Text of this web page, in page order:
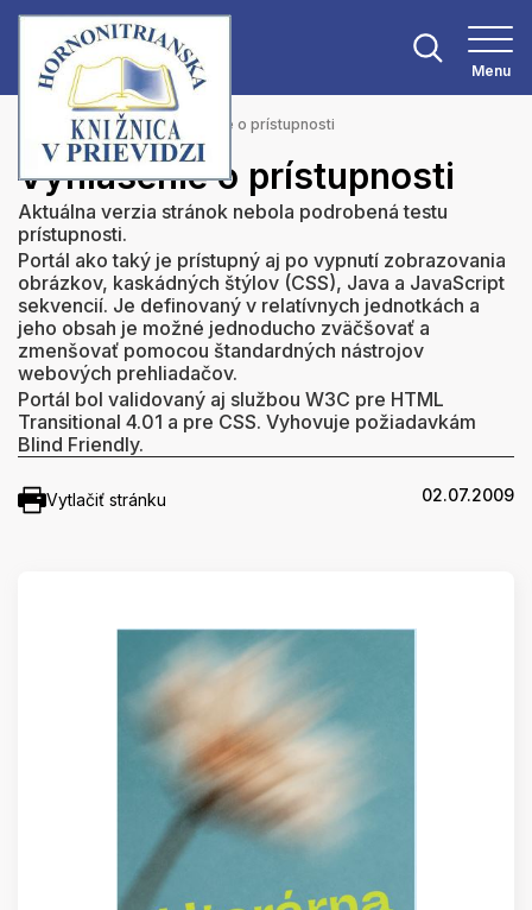
Menu
Hlavná stránka Vyhlásenie o prístupnosti
Vyhlásenie o prístupnosti
Aktuálna verzia stránok nebola podrobená testu
prístupnosti.
Portál ako taký je prístupný aj po vypnutí zobrazovania
obrázkov, kaskádných štýlov (CSS), Java a JavaScript
sekvencií. Je definovaný v relatívnych jednotkách a
jeho obsah je možné jednoducho zväčšovať a
zmenšovať pomocou štandardných nástrojov
webových prehliadačov.
Portál bol validovaný aj službou W3C pre HTML
Transitional 4.01 a pre CSS. Vyhovuje požiadavkám
Blind Friendly.
Vytlačiť stránku 02.07.2009